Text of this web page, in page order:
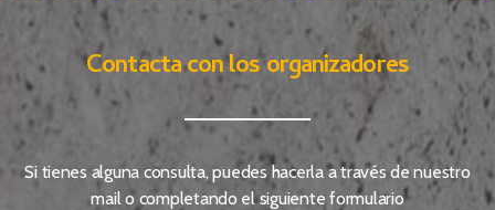
Contacta con los organizadores
Si tienes alguna consulta, puedes hacerla a través de nuestro
mail o completando el siguiente formulario